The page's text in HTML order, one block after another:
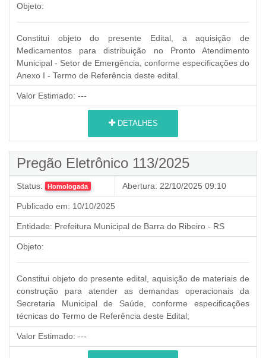
Objeto:
Constitui objeto do presente Edital, a aquisição de
Medicamentos para distribuição no Pronto Atendimento
Municipal - Setor de Emergência, conforme especificações do
Anexo I - Termo de Referência deste edital.
Valor Estimado: ---
DETALHES
Pregão Eletrônico 113/2025
Status: Homologada Abertura: 22/10/2025 09:10
Publicado em: 10/10/2025
Entidade: Prefeitura Municipal de Barra do Ribeiro - RS
Objeto:
Constitui objeto do presente edital, aquisição de materiais de
construção para atender as demandas operacionais da
Secretaria Municipal de Saúde, conforme especificações
técnicas do Termo de Referência deste Edital;
Valor Estimado: ---